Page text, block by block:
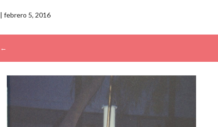
| febrero 5, 2016
←